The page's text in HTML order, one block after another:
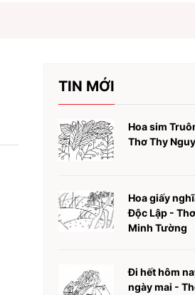
TIN MỚI
Hoa sim
Thơ Thy
Hoa giấy
Độc Lập -
Minh Tường
Đi hết hôm
ngày mai -